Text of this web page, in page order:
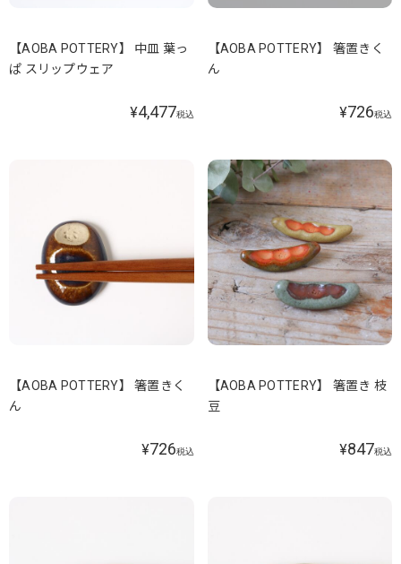
【AOBA POTTERY】 中皿 葉っ
ぱ スリップウェア
¥4,477税込
【AOBA POTTERY】 箸置きく
ん
¥726税込
【AOBA POTTERY】 箸置きく
ん
¥726税込
【AOBA POTTERY】 箸置き 枝
豆
¥847税込